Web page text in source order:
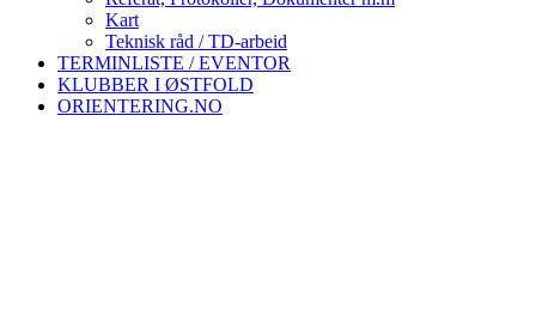
Kart
Teknisk råd / TD-arbeid
TERMINLISTE / EVENTOR
KLUBBER I ØSTFOLD
ORIENTERING.NO